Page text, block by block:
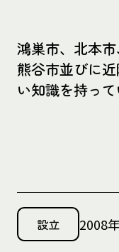
鴻巣市、北本市
熊谷市並びに
い知識を持って
設立 2008年